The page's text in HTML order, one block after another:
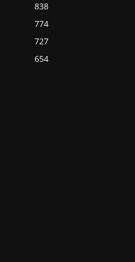
838
774
727
654